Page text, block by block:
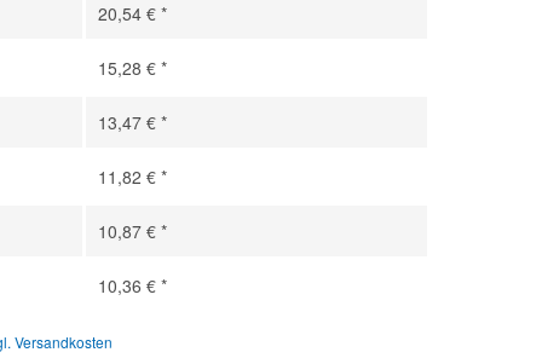
20,54 € *
15,28 € *
13,47 € *
11,82 € *
10,87 € *
10,36 € *
Versandkosten